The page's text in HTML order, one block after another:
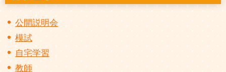
公開説明会
模試
自宅学習
教師